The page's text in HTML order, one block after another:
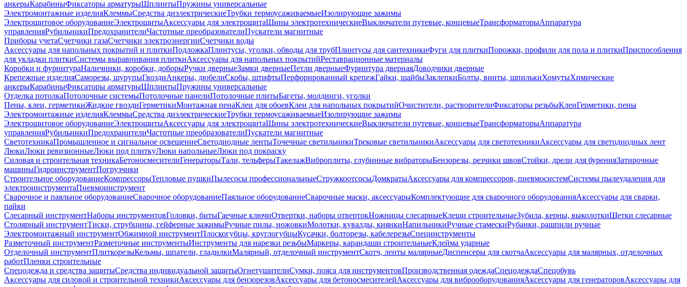
анкерыКарабиныФиксаторы арматурыШплинтыПружины универсальные
Электромонтажные изделияКлеммыСредства диэлектрическиеТрубки термоусаживаемыеИзолирующие зажимы
Электрощитовое оборудованиеЭлектрощитыАксессуары для электрощитаШины электротехническиеВыключатели путевые, концевыеТрансформаторыАппаратура
управленияРубильникиПредохранителиЧастотные преобразователиПускатели магнитные
Приборы учетаСчетчики газаСчетчики электроэнергииСчетчики воды
Аксессуары для напольных покрытий и плиткиПодложкаПлинтусы, уголки, обводы для трубПлинтусы для сантехникиФуги для плиткиПорожки, профили для пола и плиткиПриспособления
для укладки плиткиСистемы выравнивания плиткиАксессуары для напольных покрытийРеставрационные материалы
Коробки и фурнитураНаличники, коробки, доборыРучки дверныеЗамки дверныеПетли дверныеФурнитура двернаяДоводчики дверные
Крепежные изделияСаморезы, шурупыГвоздиАнкеры, дюбелиСкобы, штифтыПерфорированный крепежГайки, шайбыЗаклепкиБолты, винты, шпилькиХомутыХимические
анкерыКарабиныФиксаторы арматурыШплинтыПружины универсальные
Отделка потолкаПотолочные системыПотолочные панелиПотолочные плитыБагеты, молдинги, уголки
Пены, клеи, герметикиЖидкие гвоздиГерметикиМонтажная пенаКлеи для обоевКлеи для напольных покрытийОчистители, растворителиФиксаторы резьбыКлеиГерметики, пены
Электромонтажные изделияКлеммыСредства диэлектрическиеТрубки термоусаживаемыеИзолирующие зажимы
Электрощитовое оборудованиеЭлектрощитыАксессуары для электрощитаШины электротехническиеВыключатели путевые, концевыеТрансформаторыАппаратура
управленияРубильникиПредохранителиЧастотные преобразователиПускатели магнитные
СветотехникаПромышленное и сигнальное освещениеСветодиодные лентыТочечные светильникиТрековые светильникиАксессуары для светотехникиАксессуары для светодиодных лент
ЛюкиЛюки ревизионныеЛюки под плиткуЛюки напольныеЛюки под покраску
Силовая и строительная техникаБетоносмесителиГенераторыТали, тельферыТакелажВиброплиты, глубинные вибраторыБензорезы, резчики швовСтойки, дрели для буренияЗатирочные
машиныГидроинструментПогрузчики
Строительное оборудованиеКомпрессорыТепловые пушкиПылесосы профессиональныеСтружкоотсосыДомкратыАксессуары для компрессоров, пневмосистемСистемы пылеудаления для
электроинструментаПневмоинструмент
Сварочное и паяльное оборудованиеСварочное оборудованиеПаяльное оборудованиеСварочные маски, аксессуарыКомплектующие для сварочного оборудованияАксессуары для сварки,
пайки
Слесарный инструментНаборы инструментовГоловки, битыГаечные ключиОтвертки, наборы отвертокНожницы слесарныеКлещи строительныеЗубила, керны, выколоткиЩетки слесарные
Столярный инструментТиски, струбцины, гейферные зажимыРучные пилы, ножовкиМолотки, кувалды, киянкиНапильникиРучные стамескиРубанки, рашпили ручные
Электромонтажный инструментОбжимной инструментПлоскогубцы, круглогубцыКусачки, болторезы, кабелерезыСпецинструменты
Разметочный инструментРазметочные инструментыИнструменты для нарезки резьбыМаркеры, карандаши строительныеКлейма ударные
Отделочный инструментПлиткорезыКельмы, шпатели, гладилкиМалярный, отделочный инструментСкотч, ленты малярныеДиспенсеры для скотчаАксессуары для малярных, отделочных
работПленки строительные
Спецодежда и средства защитыСредства индивидуальной защитыОгнетушителиСумки, пояса для инструментовПроизводственная одеждаСпецодеждаСпецобувь
Аксессуары для силовой и строительной техникиАксессуары для бензорезовАксессуары для бетоносмесителейАксессуары для виброоборудованияАксессуары для генераторовАксессуары для